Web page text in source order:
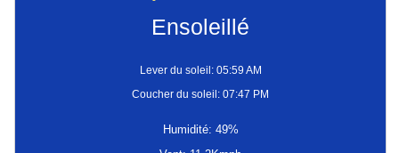
Ensoleillé
Lever du soleil: 05:59 AM
Coucher du soleil: 07:47 PM
Humidité: 49%